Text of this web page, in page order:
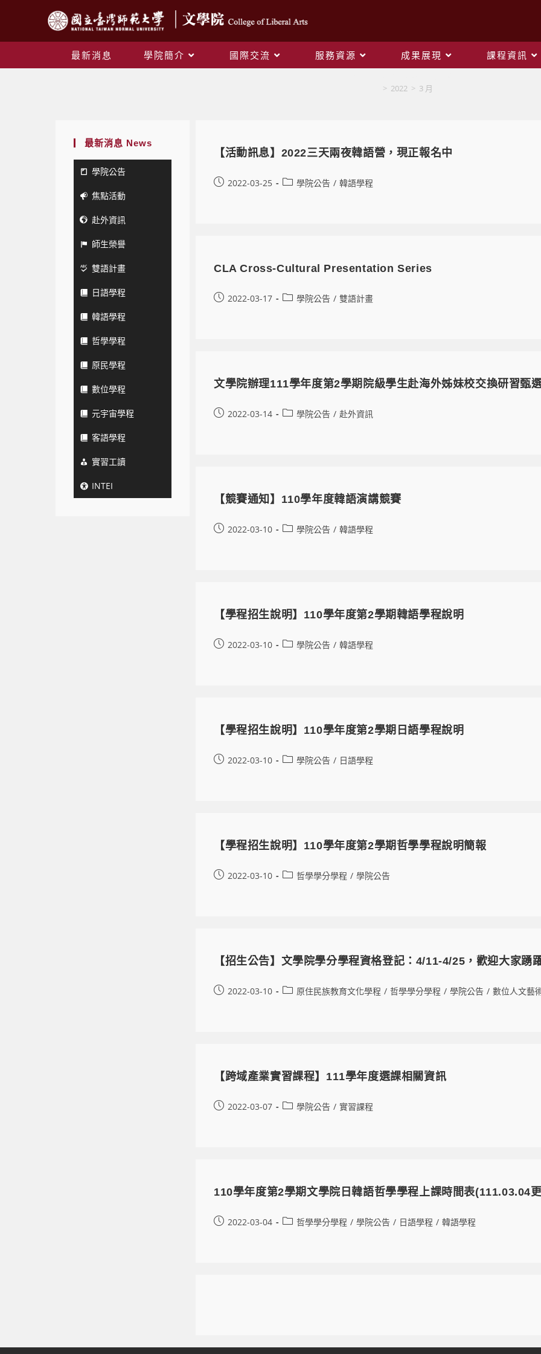
最新消息 學院簡介 國際交流 服務資源 成果展現 課程資訊
> 2022 > 3 月
最新消息 News
學院公告
焦點活動
赴外資訊
師生榮譽
雙語計畫
日語學程
韓語學程
哲學學程
原民學程
數位學程
元宇宙學程
客語學程
實習工讀
INTEI
【活動訊息】2022三天兩夜韓語營，現正報名中
2022-03-25 學院公告 / 韓語學程
CLA Cross-Cultural Presentation Series
2022-03-17 學院公告 / 雙語計畫
文學院辦理111學年度第2學期院級學生赴海外姊妹校交換研習甄
2022-03-14 學院公告 / 赴外資訊
【競賽通知】110學年度韓語演講競賽
2022-03-10 學院公告 / 韓語學程
【學程招生說明】110學年度第2學期韓語學程說明
2022-03-10 學院公告 / 韓語學程
【學程招生說明】110學年度第2學期日語學程說明
2022-03-10 學院公告 / 日語學程
【學程招生說明】110學年度第2學期哲學學程說明簡報
2022-03-10 哲學學分學程 / 學院公告
【招生公告】文學院學分學程資格登記：4/11-4/25，歡迎大家踴
2022-03-10 原住民族教育文化學程 / 哲學學分學程 / 學院公告 / 數位人文藝
【跨域產業實習課程】111學年度選課相關資訊
2022-03-07 學院公告 / 實習課程
110學年度第2學期文學院日韓語哲學學程上課時間表(111.03.04
2022-03-04 哲學學分學程 / 學院公告 / 日語學程 / 韓語學程